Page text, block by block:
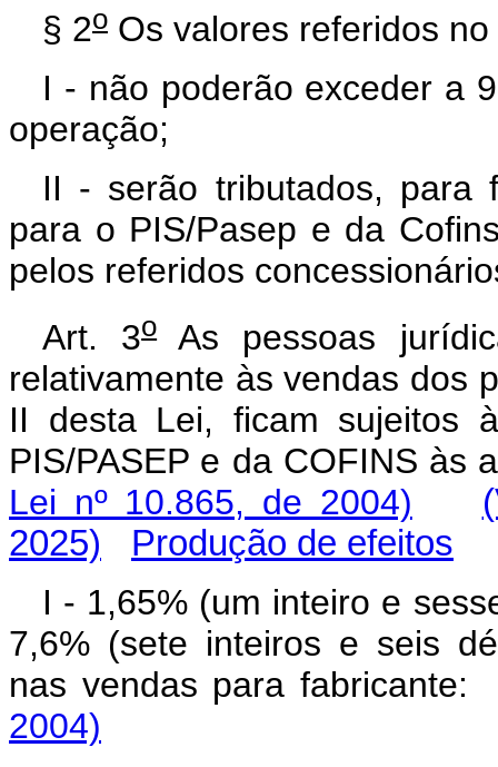
§ 2o Os valores referidos no
I - não poderão exceder a
operação;
II - serão tributados, para
para o PIS/Pasep e da
pelos referidos
Art. 3oAs pessoas
relativamente às vendas dos
II desta Lei, ficam sujeitos
PIS/PASEP e da COFINS
Lei nº 10.865, de 2004)
2025)
Produção de efeitos
I - 1,65% (um inteiro e
7,6% (sete inteiros e seis
nas vendas para
2004)